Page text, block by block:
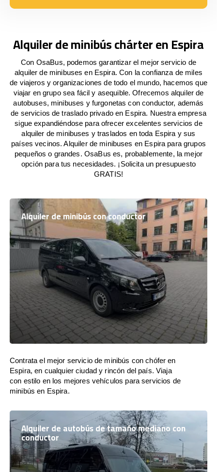
Alquiler de minibús chárter en Espira
Con OsaBus, podemos garantizar el mejor servicio de
alquiler de minibuses en Espira. Con la confianza de miles
de viajeros y organizaciones de todo el mundo, hacemos que
viajar en grupo sea fácil y asequible. Ofrecemos alquiler de
autobuses, minibuses y furgonetas con conductor, además
de servicios de traslado privado en Espira. Nuestra empresa
sigue expandiéndose para ofrecer excelentes servicios de
alquiler de minibuses y traslados en toda Espira y sus
países vecinos. Alquiler de minibuses en Espira para grupos
pequeños o grandes. OsaBus es, probablemente, la mejor
opción para tus necesidades. ¡Solicita un presupuesto
GRATIS!
Alquiler de minibús con conductor
Contrata el mejor servicio de minibús con chófer en
Espira, en cualquier ciudad y rincón del país. Viaja
con estilo en los mejores vehículos para servicios de
minibús en Espira.
Alquiler de autobús de tamaño mediano con
conductor